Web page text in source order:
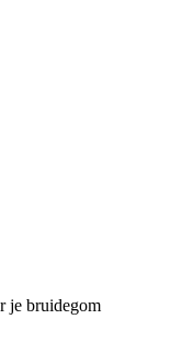
je bruidegom